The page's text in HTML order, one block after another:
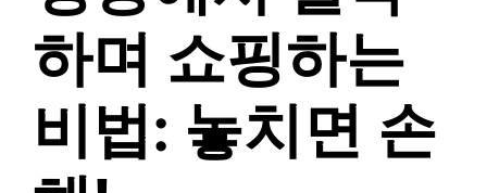
하며 쇼핑하는
비법: 놓치면 손